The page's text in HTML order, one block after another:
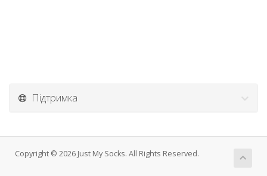
Підтримка
Copyright © 2026 Just My Socks. All Rights Reserved.